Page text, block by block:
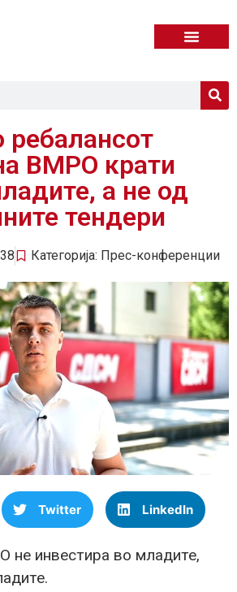
ВМРО крати
а не од
тендери
Категорија: Прес-конференции
Twitter LinkedIn
не инвестира во младите,